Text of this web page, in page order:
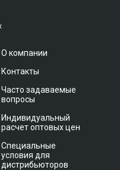
О компании
Контакты
Часто задаваемые
вопросы
Индивидуальный
расчет оптовых цен
Специальные
условия для
дистрибьюторов